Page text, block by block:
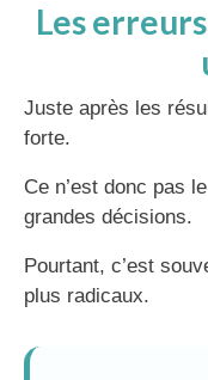
Les
Juste après les
forte.
Ce n’est donc pas
grandes décisions.
Pourtant, c’est
plus radicaux.